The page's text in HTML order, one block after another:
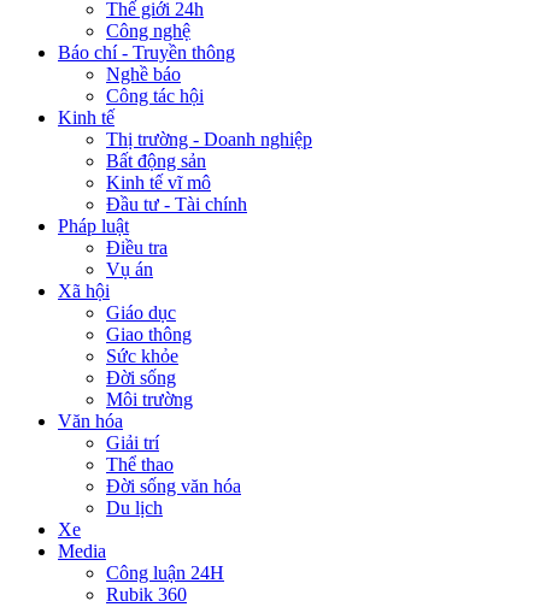
Thế giới 24h
Công nghệ
Báo chí - Truyền thông
Nghề báo
Công tác hội
Kinh tế
Thị trường - Doanh nghiệp
Bất động sản
Kinh tế vĩ mô
Đầu tư - Tài chính
Pháp luật
Điều tra
Vụ án
Xã hội
Giáo dục
Giao thông
Sức khỏe
Đời sống
Môi trường
Văn hóa
Giải trí
Thể thao
Đời sống văn hóa
Du lịch
Xe
Media
Công luận 24H
Rubik 360